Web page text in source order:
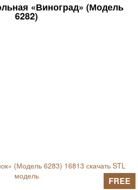
«Виноград» (Модель
6282)
FREE